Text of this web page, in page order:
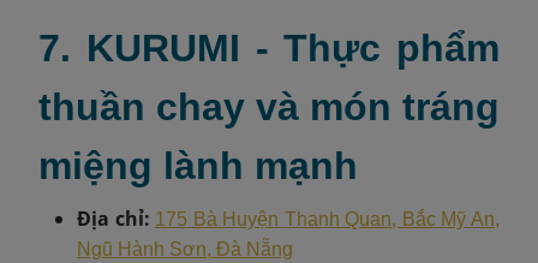
7. KURUMI - Thực phẩm
thuần chay và món tráng
miệng lành mạnh
Địa chỉ: 175 Bà Huyện Thanh Quan, Bắc Mỹ An,
Ngũ Hành Sơn, Đà Nẵng